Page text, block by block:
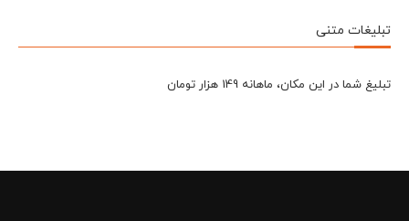
تبلیغات متنی
تبلیغ شما در این مکان، ماهانه 149 هزار تومان